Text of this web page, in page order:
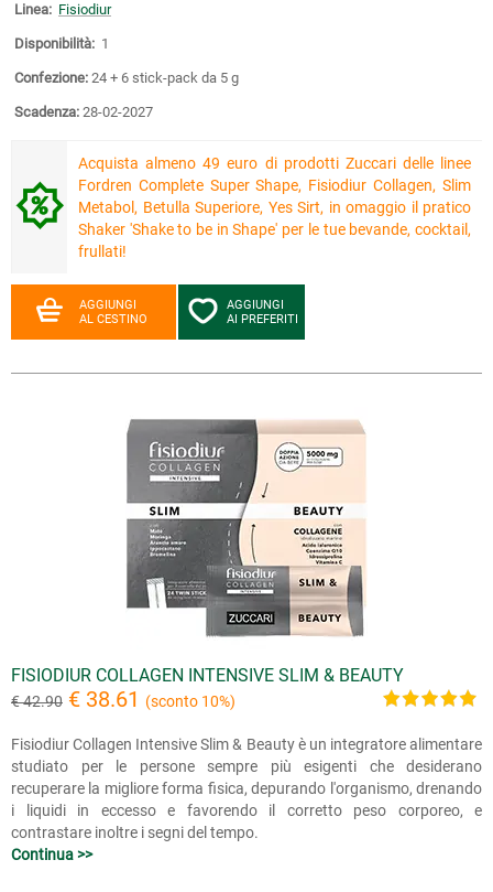
Linea: Fisiodiur
Disponibilità: 1
Confezione: 24 + 6 stick-pack da 5 g
Scadenza: 28-02-2027
Acquista almeno 49 euro di prodotti Zuccari delle linee
Fordren Complete Super Shape, Fisiodiur Collagen, Slim
Metabol, Betulla Superiore, Yes Sirt, in omaggio il pratico
Shaker 'Shake to be in Shape' per le tue bevande, cocktail,
frullati!
AGGIUNGI
AL CESTINO
AGGIUNGI
AI PREFERITI
FISIODIUR COLLAGEN INTENSIVE SLIM & BEAUTY
€ 42.90 € 38.61 (sconto 10%)
Fisiodiur Collagen Intensive Slim & Beauty è un integratore alimentare
studiato per le persone sempre più esigenti che desiderano
recuperare la migliore forma fisica, depurando l'organismo, drenando
i liquidi in eccesso e favorendo il corretto peso corporeo, e
contrastare inoltre i segni del tempo.
Continua >>